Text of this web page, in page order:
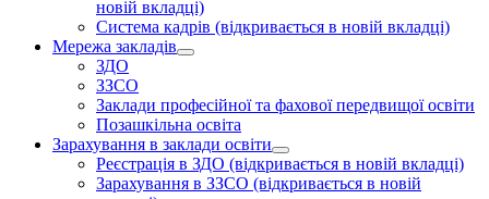
новій вкладці)
Система кадрів (відкривається в новій вкладці)
Мережа закладів
ЗДО
ЗЗСО
Заклади професійної та фахової передвищої освіти
Позашкільна освіта
Зарахування в заклади освіти
Реєстрація в ЗДО (відкривається в новій вкладці)
Зарахування в ЗЗСО (відкривається в новій